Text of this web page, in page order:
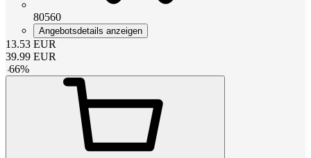
80560
Angebotsdetails anzeigen
13.53 EUR
39.99 EUR
-66%